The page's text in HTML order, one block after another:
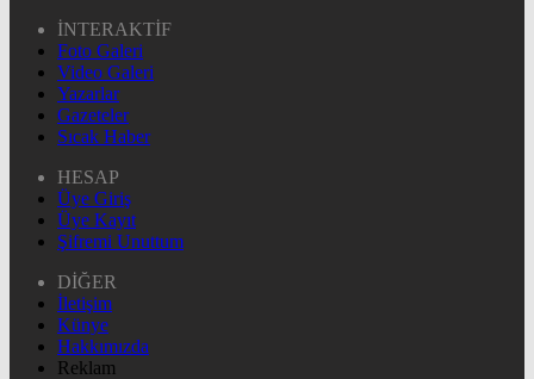
İNTERAKTİF
Foto Galeri
Video Galeri
Yazarlar
Gazeteler
Sıcak Haber
HESAP
Üye Giriş
Üye Kayıt
Şifremi Unuttum
DİĞER
İletişim
Künye
Hakkımızda
Reklam